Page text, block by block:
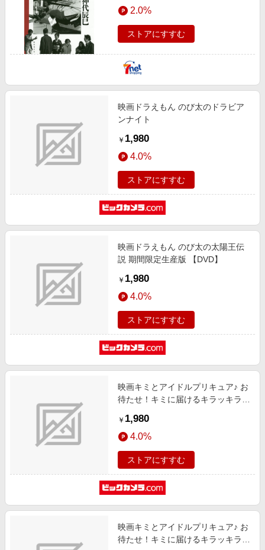
2.0%
ストアにすすむ
映画ドラえもん のび太のドラビア
ンナイト
￥ 1,980
4.0%
ストアにすすむ
映画ドラえもん のび太の太陽王伝
説 期間限定生産版 【DVD】
￥ 1,980
4.0%
ストアにすすむ
映画キミとアイドルプリキュア♪ お
待たせ！キミに届けるキラッキライ
アマジェスティ
￥ 1,980
4.0%
ストアにすすむ
映画キミとアイドルプリキュア♪ お
待たせ！キミに届けるキラッキライ